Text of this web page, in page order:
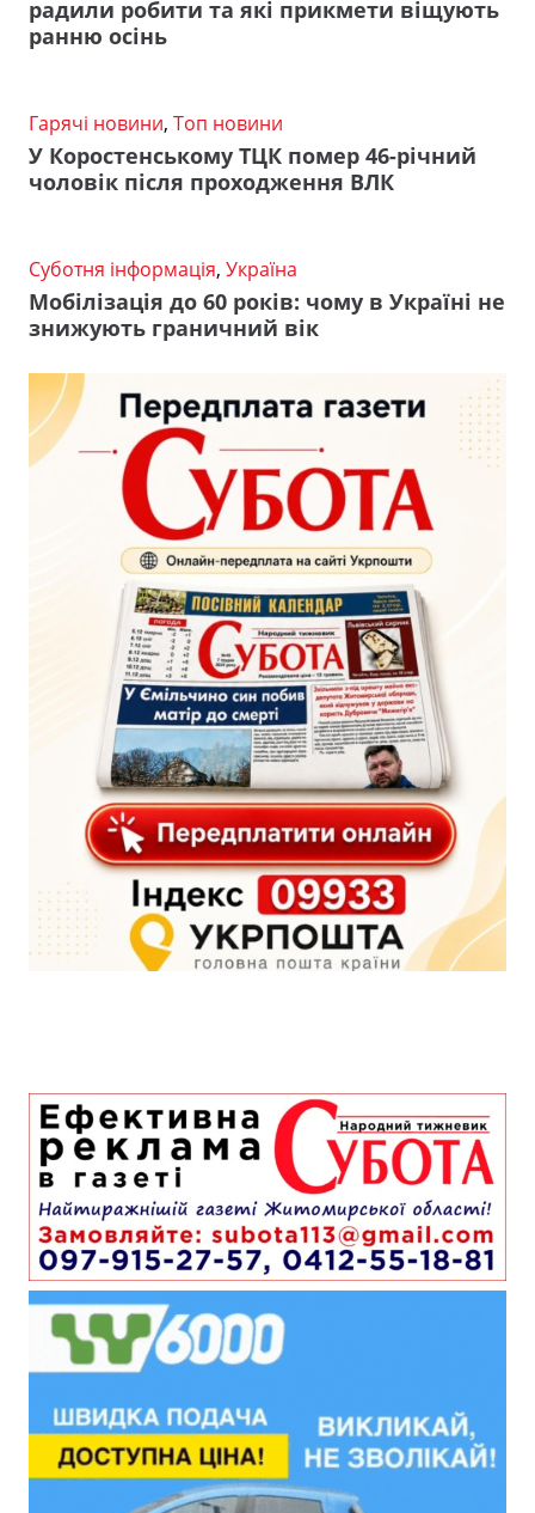
радили робити та які прикмети віщують
ранню осінь
Гарячі новини, Топ новини
У Коростенському ТЦК помер 46-річний
чоловік після проходження ВЛК
Суботня інформація, Україна
Мобілізація до 60 років: чому в Україні не
знижують граничний вік